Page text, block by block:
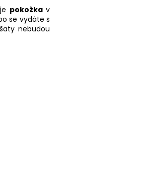
pokožkav
se vydáte s
nebudou